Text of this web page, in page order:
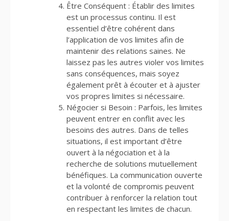
Être Conséquent : Établir des limites
est un processus continu. Il est
essentiel d’être cohérent dans
l’application de vos limites afin de
maintenir des relations saines. Ne
laissez pas les autres violer vos limites
sans conséquences, mais soyez
également prêt à écouter et à ajuster
vos propres limites si nécessaire.
Négocier si Besoin : Parfois, les limites
peuvent entrer en conflit avec les
besoins des autres. Dans de telles
situations, il est important d’être
ouvert à la négociation et à la
recherche de solutions mutuellement
bénéfiques. La communication ouverte
et la volonté de compromis peuvent
contribuer à renforcer la relation tout
en respectant les limites de chacun.